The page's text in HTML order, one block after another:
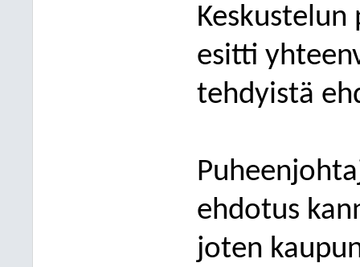
esitti
tehdyistä
ehdotus
joten